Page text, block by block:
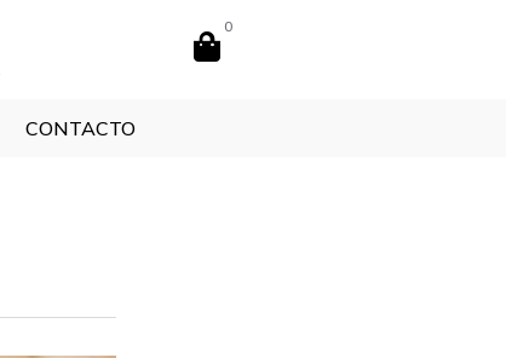

0
CONTACTO